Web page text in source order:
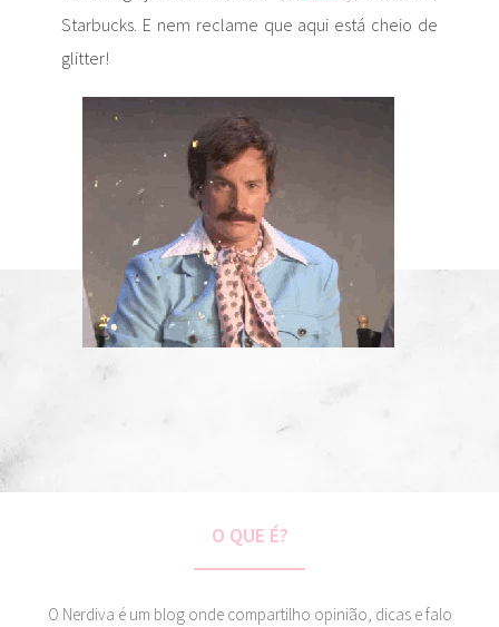
Starbucks. E nem reclame que aqui está cheio de
glitter!
O QUE É?
O Nerdiva é um blog onde compartilho opinião, dicas e falo